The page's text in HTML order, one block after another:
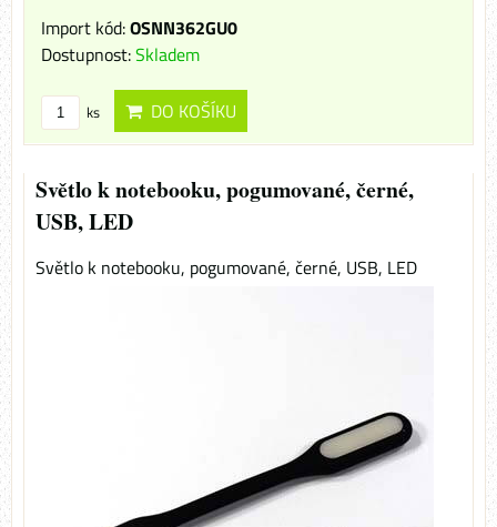
Import kód:OSNN362GU0
Dostupnost:Skladem
ks DO KOŠÍKU
Světlo k notebooku, pogumované, černé,
USB, LED
Světlo k notebooku, pogumované, černé, USB, LED